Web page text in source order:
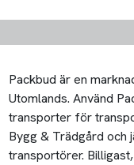
Packbud är en
Utomlands. Använd
transporter för
Bygg & Trädgård och
transportörer.